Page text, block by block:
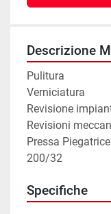
Descrizione
Pulitura
Verniciatura
Revisione
Revisioni
Pressa
200/32
Specifiche